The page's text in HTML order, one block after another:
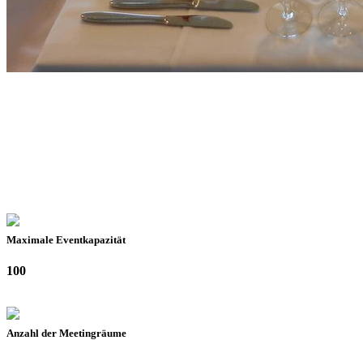
Maximale Eventkapazität
100
Anzahl der Meetingräume